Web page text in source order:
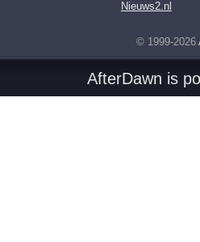
Nieuws2.nl
© 1999-2026
AfterDawn is